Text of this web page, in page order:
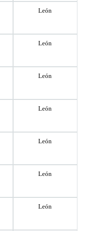
León
León
León
León
León
León
León